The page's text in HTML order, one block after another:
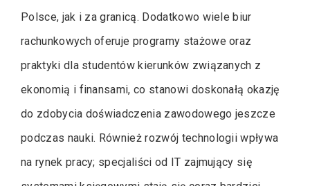
Polsce, jak i za granicą. Dodatkowo wiele biur
rachunkowych oferuje programy stażowe oraz
praktyki dla studentów kierunków związanych z
ekonomią i finansami, co stanowi doskonałą okazję
do zdobycia doświadczenia zawodowego jeszcze
podczas nauki. Również rozwój technologii wpływa
na rynek pracy; specjaliści od IT zajmujący się